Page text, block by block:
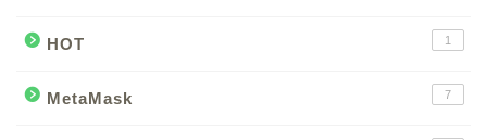
HOT 1
MetaMask 7